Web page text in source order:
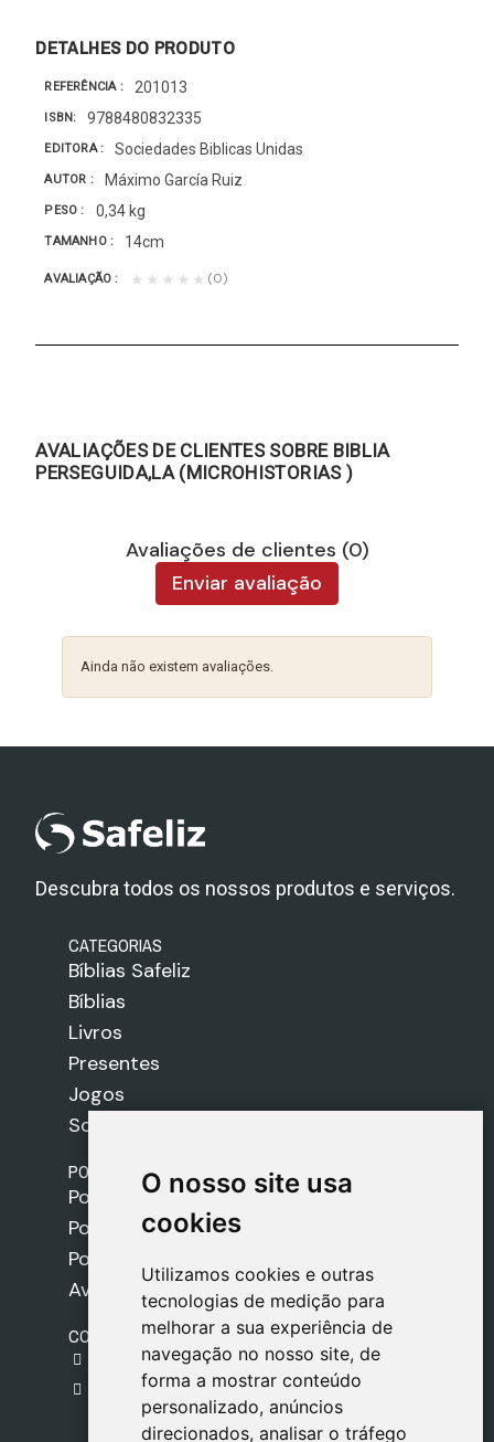
O nosso site usa
cookies
Utilizamos cookies e outras
tecnologias de medição para
melhorar a sua experiência de
navegação no nosso site, de
forma a mostrar conteúdo
personalizado, anúncios
direcionados, analisar o tráfego
O nosso site usa
cookies
Utilizamos cookies e outras
tecnologias de medição para
melhorar a sua experiência de
navegação no nosso site, de
forma a mostrar conteúdo
personalizado, anúncios
direcionados, analisar o tráfego
DETALHES DO PRODUTO
REFERÊNCIA 201013
ISBN 9788480832335
EDITORA Sociedades Biblicas Unidas
AUTOR Máximo García Ruiz
PESO 0,34 kg
TAMANHO 14cm
AVALIAÇÃO ★★★★★ (0)
AVALIAÇÕES DE CLIENTES SOBRE BIBLIA
PERSEGUIDA,LA (MICROHISTORIAS )
Avaliações de clientes (0)
Enviar avaliação
Ainda não existem avaliações.
Descubra todos os nossos produtos e serviços.
CATEGORIAS
Bíblias Safeliz
Bíblias
Livros
Presentes
Jogos
Sobre nós
POLÍTICAS
Política de Envios
Política de Cookies
Política de Privacidade
Aviso Legal
CONTACTO
gestion@safeliz.com
C. del Pradillo, 6, 28770 Colmenar Viejo,
Madrid